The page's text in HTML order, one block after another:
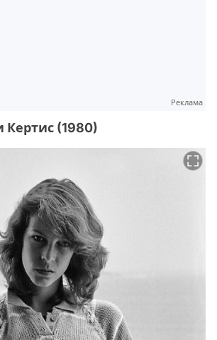
Реклама
(1980)